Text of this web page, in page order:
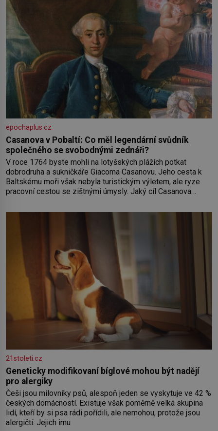
epochaplus.cz
Casanova v Pobaltí: Co měl legendární svůdník
společného se svobodnými zednáři?
V roce 1764 byste mohli na lotyšských plážích potkat
dobrodruha a sukničkáře Giacoma Casanovu. Jeho cesta k
Baltskému moři však nebyla turistickým výletem, ale ryze
pracovní cestou se zištnými úmysly. Jaký cíl Casanova
Rigy? Casanova v Pobaltí kontaktoval tamní zednářské lóže.
Nebyl v této oblasti žádným nováčkem, protože do
21stoleti.cz
Geneticky modifikovaní bíglové mohou být nadějí
pro alergiky
Češi jsou milovníky psů, alespoň jeden se vyskytuje ve 42 %
českých domácností. Existuje však poměrně velká skupina
lidí, kteří by si psa rádi pořídili, ale nemohou, protože jsou
alergičtí. Jejich imu